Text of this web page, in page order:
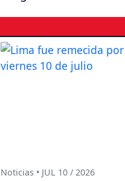
Noticias • JUL 10 / 2026